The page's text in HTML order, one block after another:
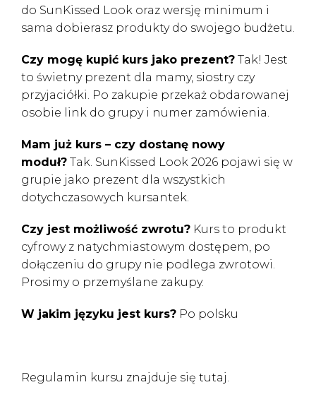
do SunKissed Look oraz wersję minimum i
sama dobierasz produkty do swojego budżetu.
Czy mogę kupić kurs jako prezent? Tak! Jest
to świetny prezent dla mamy, siostry czy
przyjaciółki. Po zakupie przekaż obdarowanej
osobie link do grupy i numer zamówienia.
Mam już kurs – czy dostanę nowy
moduł? Tak. SunKissed Look 2026 pojawi się w
grupie jako prezent dla wszystkich
dotychczasowych kursantek.
Czy jest możliwość zwrotu? Kurs to produkt
cyfrowy z natychmiastowym dostępem, po
dołączeniu do grupy nie podlega zwrotowi.
Prosimy o przemyślane zakupy.
W jakim języku jest kurs? Po polsku
Regulamin kursu znajduje się tutaj.